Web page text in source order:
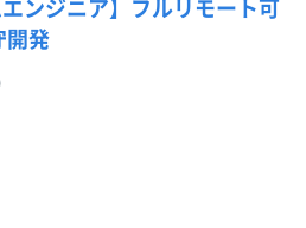
ンジニア】フルリモート可
開発